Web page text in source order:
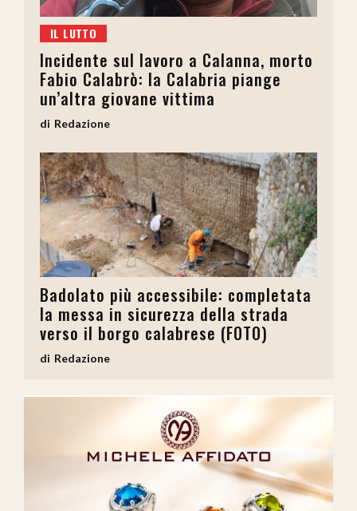
IL LUTTO
Incidente sul lavoro a Calanna, morto
Fabio Calabrò: la Calabria piange
un’altra giovane vittima
Redazione
Badolato più accessibile: completata
la messa in sicurezza della strada
verso il borgo calabrese (FOTO)
Redazione